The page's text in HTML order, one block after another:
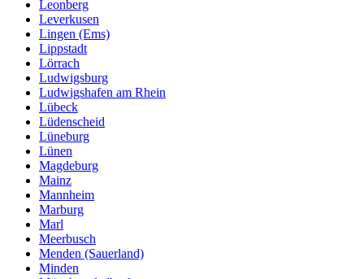
Leonberg
Leverkusen
Lingen (Ems)
Lippstadt
Lörrach
Ludwigsburg
Ludwigshafen am Rhein
Lübeck
Lüdenscheid
Lüneburg
Lünen
Magdeburg
Mainz
Mannheim
Marburg
Marl
Meerbusch
Menden (Sauerland)
Minden